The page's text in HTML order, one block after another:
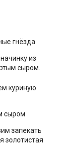
из
сыром.
запекать
золотистая